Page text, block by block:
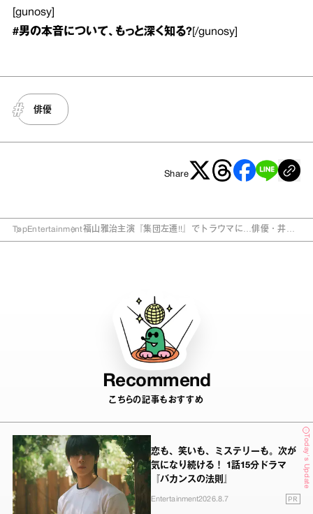
[gunosy]
#男の本音について、もっと深く知る? [/gunosy]
俳優
Share
TopEntertainment福山雅治主演『集団左遷!!』でトラウマに…俳優・井之
Recommend
こちらの記事もおすすめ
Today's Update
恋も、笑いも、ミステリーも。次が
気になり続ける！ 1話15分ドラマ
『バカンスの法則』
Entertainment2026.8.7 PR